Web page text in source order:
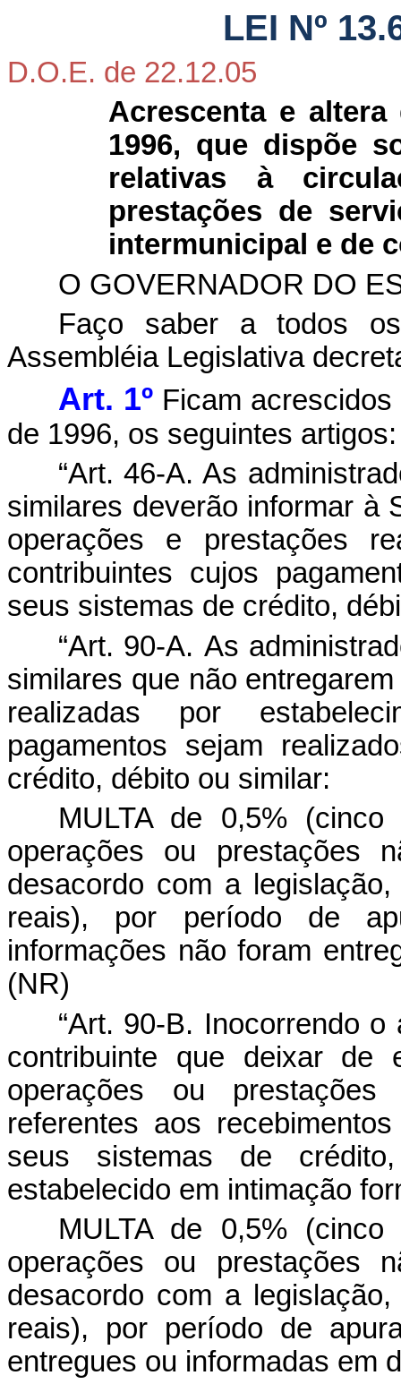
LEI Nº
D.O.E. de 22.12.05
Acrescenta e
1996, que dispõe
relativas à
prestações de
intermunicipal e de
O GOVERNADOR DO
Faço saber a todos
Assembléia Legislativa
Art. 1ºFicam
de 1996, os seguintes artigos:
“Art. 46-A. As
similares deverão informar à
operações e prestações
contribuintes cujos
seus sistemas de crédito,
“Art. 90-A. As
similares que não
realizadas por
pagamentos sejam
crédito, débito ou similar:
MULTA de 0,5%
operações ou prestações
desacordo com a
reais), por período de
informações não foram
(NR)
“Art. 90-B. Inocorrendo o
contribuinte que deixar de
operações ou prestações
referentes aos
seus sistemas de
estabelecido em intimação
MULTA de 0,5%
operações ou prestações
desacordo com a
reais), por período de
entregues ou informadas em